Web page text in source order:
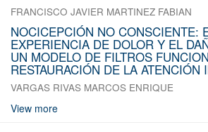
FRANCISCO JAVIER MARTINEZ FABIAN
NOCICEPCIÓN NO CONSCIENTE:
EXPERIENCIA DE DOLOR Y EL
UN MODELO DE FILTROS
RESTAURACIÓN DE LA ATENCIÓN
VARGAS RIVAS MARCOS ENRIQUE
View more